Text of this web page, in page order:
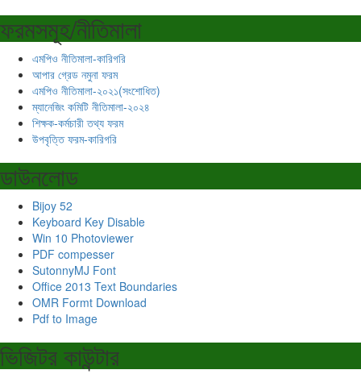
ফরমসমূহ/নীতিমালা
এমপিও নীতিমালা-কারিগরি
আপার গ্রেড নমুনা ফরম
এমপিও নীতিমালা-২০২১(সংশোধিত)
ম্যানেজিং কমিটি নীতিমালা-২০২৪
শিক্ষক-কর্মচারী তথ্য ফরম
উপবৃত্তি ফরম-কারিগরি
ডাউনলোড
Bijoy 52
Keyboard Key Disable
Win 10 Photoviewer
PDF compesser
SutonnyMJ Font
Office 2013 Text Boundaries
OMR Formt Download
Pdf to Image
ভিজিটর কাউন্টার